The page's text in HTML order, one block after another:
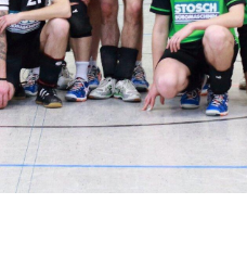
Über den TuS
Das sind wir
Sportarten
Sportsuche
TuSfit